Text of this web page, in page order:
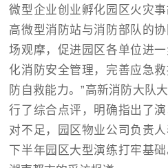
微型企业创业孵化园区火灾
高微型消防站与消防部队的
场观摩，促进园区各单位进
化消防安全管理，完善应急
防自救能力。”高新消防大队
行了综合点评，明确指出了
对不足，园区物业公司负责
下半年园区大型演练打牢基